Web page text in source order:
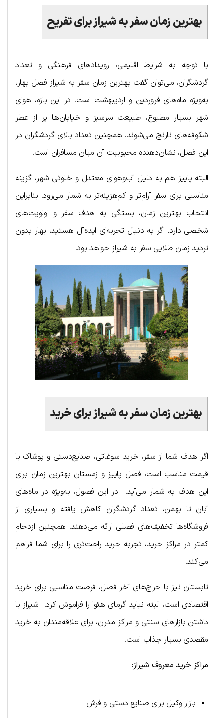
بهترینزمانسفربهشیراز برای تفریح
با توجه به شرایط اقلیمی، رویدادهای فرهنگی و تعداد
گردشگران، می‌توان گفت بهترین زمان سفر به شیراز فصل بهار،
به‌ویژه ماه‌های فروردین و اردیبهشت است. در این بازه، هوای
شهر بسیار مطبوع، طبیعت سرسبز و خیابان‌ها پر از عطر
شکوفه‌های نارنج می‌شوند. همچنین تعداد بالای گردشگران در
این فصل، نشان‌دهنده محبوبیت آن میان مسافران است.
البته پاییز هم به دلیل آب‌و‌هوای معتدل و خلوتی شهر، گزینه
مناسبی برای سفر آرام‌تر و کم‌هزینه‌تر به شمار می‌رود. بنابراین
انتخاب بهترین زمان، بستگی به هدف سفر و اولویت‌های
شخصی دارد. اگر به دنبال تجربه‌ای ایده‌آل هستید، بهار بدون
تردید زمان طلایی سفر به شیراز خواهد بود.
بهترینزمانسفربهشیرازبرایخرید
اگر هدف شما از سفر، خرید سوغاتی، صنایع‌دستی و پوشاک با
قیمت مناسب است، فصل پاییز و زمستان بهترین زمان برای
این هدف به شمار می‌آید. در این فصول، به‌ویژه در ماه‌های
آبان تا بهمن، تعداد گردشگران کاهش یافته و بسیاری از
فروشگاه‌ها تخفیف‌های فصلی ارائه می‌دهند. همچنین ازدحام
کمتر در مراکز خرید، تجربه خرید راحت‌تری را برای شما فراهم
می‌کند.
تابستان نیز با حراج‌های آخر فصل، فرصت مناسبی برای خرید
اقتصادی است، البته نباید گرمای هئوا را فراموش کرد. شیراز با
داشتن بازارهای سنتی و مراکز مدرن، برای علاقه‌مندان به خرید
مقصدی بسیار جذاب است.
مراکز خرید معروف شیراز:
بازار وکیل برای صنایع دستی و فرش